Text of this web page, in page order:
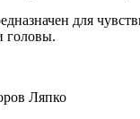
для
головы.
Ляпко